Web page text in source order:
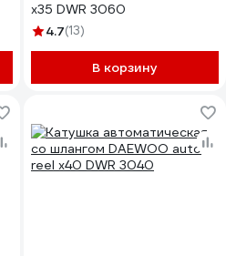
x35 DWR 3060
4.7(13)
В корзину